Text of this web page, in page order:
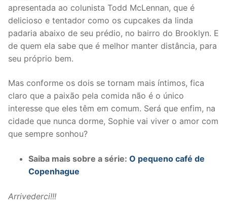
apresentada ao colunista Todd McLennan, que é
delicioso e tentador como os cupcakes da linda
padaria abaixo de seu prédio, no bairro do Brooklyn. E
de quem ela sabe que é melhor manter distância, para
seu próprio bem.
Mas conforme os dois se tornam mais íntimos, fica
claro que a paixão pela comida não é o único
interesse que eles têm em comum. Será que enfim, na
cidade que nunca dorme, Sophie vai viver o amor com
que sempre sonhou?
Saiba mais sobre a série: O pequeno café de
Copenhague
Arrivederci!!!